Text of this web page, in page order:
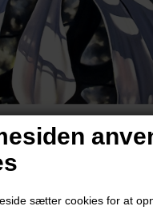
sætter cookies for at